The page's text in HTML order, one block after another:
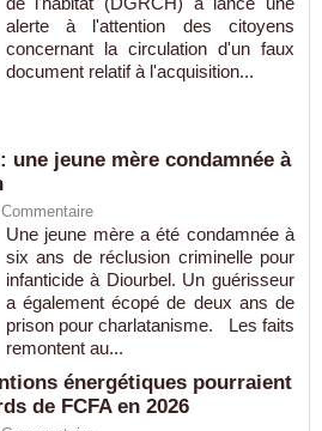
alerte à l'attention des citoyens
concernant la circulation d'un faux
document relatif à l'acquisition...
une jeune mère condamnée à
Commentaire
Une jeune mère a été condamnée à
six ans de réclusion criminelle pour
infanticide à Diourbel. Un guérisseur
a également écopé de deux ans de
prison pour charlatanisme. Les faits
remontent au...
énergétiques pourraient
de FCFA en 2026